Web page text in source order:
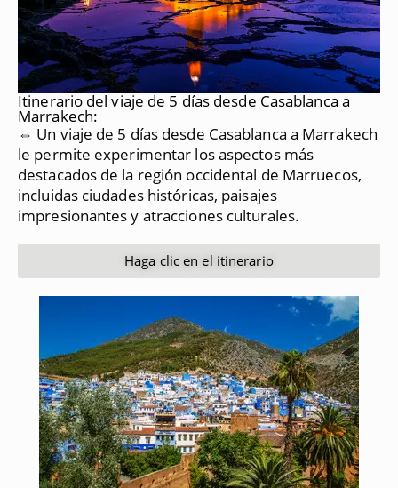
Itinerario del viaje de 5 días desde Casablanca a
Marrakech:
⇔ Un viaje de 5 días desde Casablanca a Marrakech
le permite experimentar los aspectos más
destacados de la región occidental de Marruecos,
incluidas ciudades históricas, paisajes
impresionantes y atracciones culturales.
Haga clic en el itinerario